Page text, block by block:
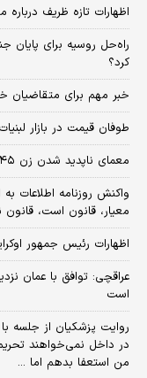
اظهارات تازه ظریف درباره
راه‌حل روسیه برای پایان
کرد؟
خبر مهم برای متقاضیان خرید
طوفان قیمت در بازار
معمای ناپدید شدن زن ۴۵ ساله در تهران کشف شد+ جزئیات
واکنش روزنامه اطلاعات
معیار، قانون است،
اظهارات رئیس جمهور
عراقچی: توافق با عمان
است
روایت پزشکیان از جلسه
در داخل نمی‌خواهند
من استعفا بدهم اما ...